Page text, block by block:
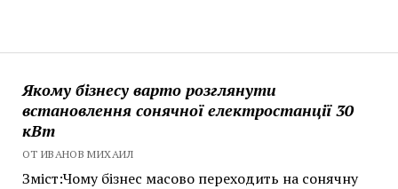
Якому бізнесу варто розглянути
встановлення сонячної електростанції 30
кВт
ОТ ИВАНОВ МИХАИЛ
Зміст:Чому бізнес масово переходить на сонячну